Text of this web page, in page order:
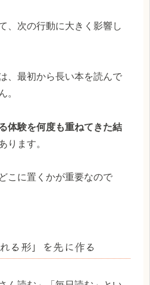
、次の行動に大きく影響し
、最初から長い本を読んで
。
体験を何度も重ねてきた結
ります。
こに置くかが重要なので
る形」を先に作る